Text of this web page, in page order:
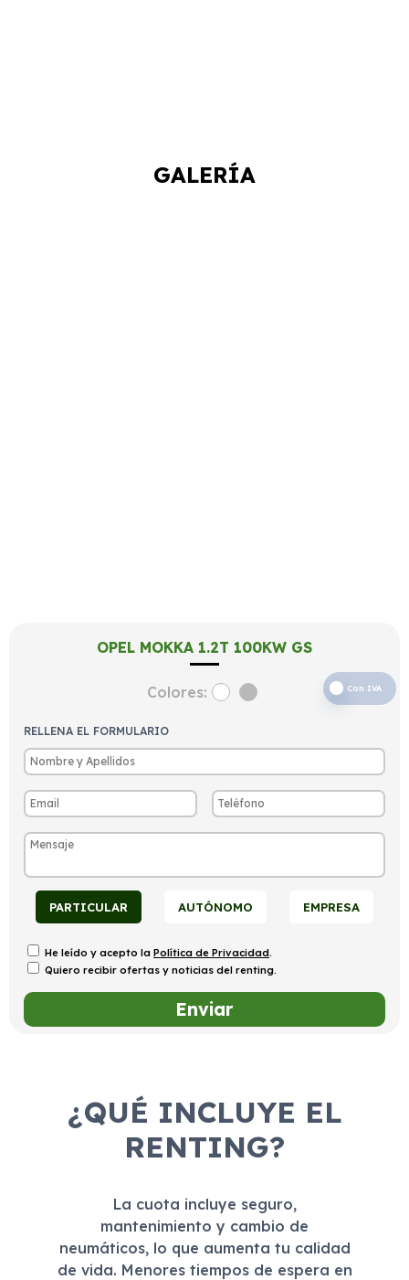
GALERÍA
OPEL MOKKA 1.2T 100KW GS
Con IVA
Colores:
RELLENA EL FORMULARIO
PARTICULAR AUTÓNOMO EMPRESA
He leído y acepto la Política de Privacidad.
Quiero recibir ofertas y noticias del renting.
¿QUÉ INCLUYE EL
RENTING?
La cuota incluye seguro,
mantenimiento y cambio de
neumáticos, lo que aumenta tu calidad
de vida. Menores tiempos de espera en